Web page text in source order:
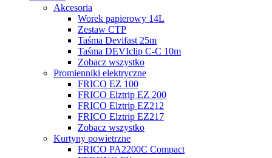
Akcesoria
Worek papierowy 14L
Zestaw CTP
Taśma Devifast 25m
Taśma DEVIclip C-C 10m
Zobacz wszystko
Promienniki elektryczne
FRICO EZ 100
FRICO Elztrip EZ 200
FRICO Elztrip EZ212
FRICO Elztrip EZ217
Zobacz wszystko
Kurtyny powietrzne
FRICO PA2200C Compact